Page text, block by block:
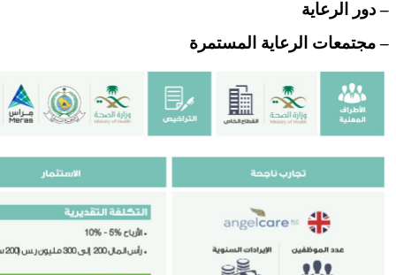
– دور الرعاية
– مجتمعات الرعاية المستمرة